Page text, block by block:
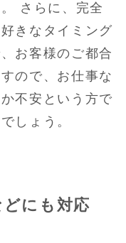
さらに、完全
きなタイミング
お客様のご都合
ので、お仕事な
不安という方で
しょう。
どにも対応